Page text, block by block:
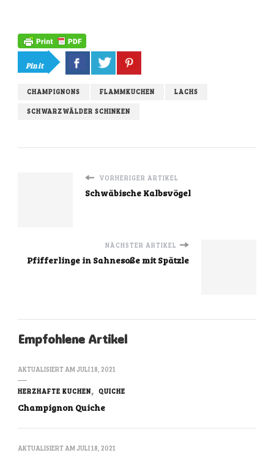
Pin it
CHAMPIGNONS FLAMMKUCHEN LACHS
SCHWARZWÄLDER SCHINKEN
VORHERIGER ARTIKEL
Schwäbische Kalbsvögel
NÄCHSTER ARTIKEL
Pfifferlinge in Sahnesoße mit Spätzle
Empfohlene Artikel
AKTUALISIERT AMJULI 18, 2021
HERZHAFTE KUCHEN QUICHE
Champignon Quiche
AKTUALISIERT AMJULI 18, 2021